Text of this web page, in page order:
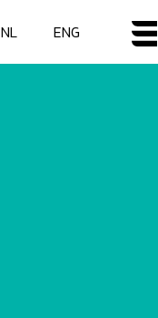
NL ENG